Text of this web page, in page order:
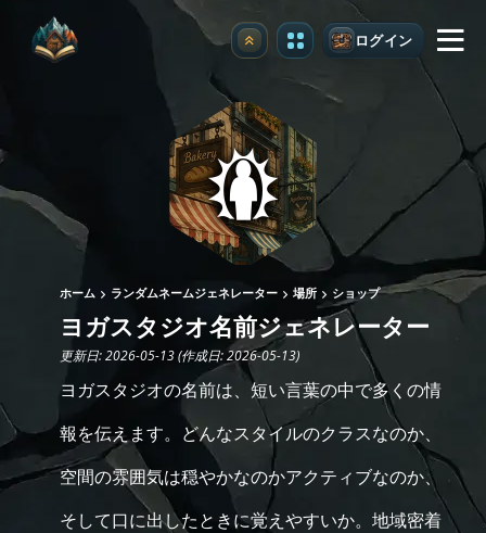
アップグレード ログイン
ホーム ランダムネームジェネレーター 場所 ショップ
ヨガスタジオ名前ジェネレーター
更新日: 2026-05-13 (作成日: 2026-05-13)
ヨガスタジオの名前は、短い言葉の中で多くの情
報を伝えます。どんなスタイルのクラスなのか、
空間の雰囲気は穏やかなのかアクティブなのか、
そして口に出したときに覚えやすいか。地域密着